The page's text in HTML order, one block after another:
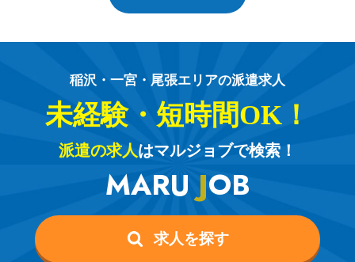
稲沢・一宮・尾張エリアの派遣求人
未経験・短時間OK！
派遣の求人はマルジョブで検索！
MARU JOB
求人を探す